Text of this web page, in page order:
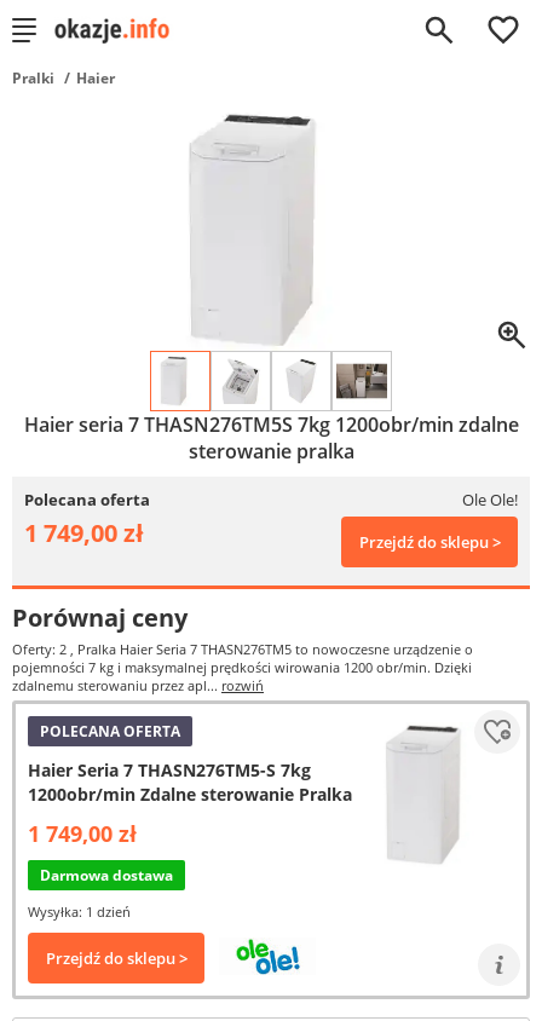
0
Pralki Haier
Haier seria 7 THASN276TM5S 7kg 1200obr/min zdalne
sterowanie pralka
Polecana oferta Ole Ole!
1 749,00 zł Przejdź do sklepu >
Porównaj ceny
Oferty: 2 , Pralka Haier Seria 7 THASN276TM5 to nowoczesne urządzenie o
pojemności 7 kg i maksymalnej prędkości wirowania 1200 obr/min. Dzięki
zdalnemu sterowaniu przez apl... rozwiń
POLECANA OFERTA
Haier Seria 7 THASN276TM5-S 7kg
1200obr/min Zdalne sterowanie Pralka
1 749,00 zł
Darmowa dostawa
Wysyłka: 1 dzień
Przejdź do sklepu >